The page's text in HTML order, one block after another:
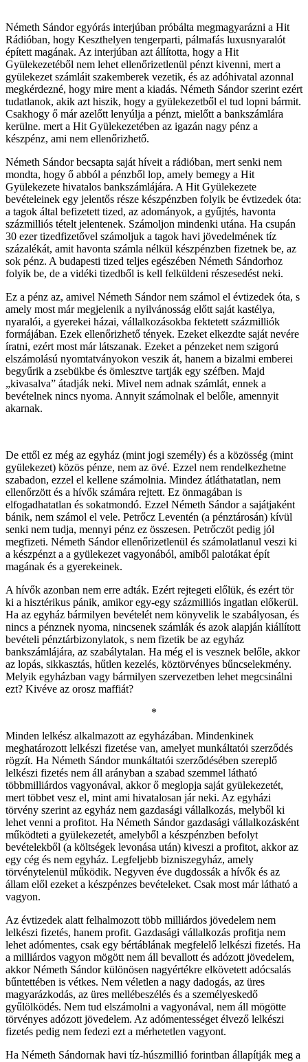
Németh Sándor egyórás interjúban próbálta megmagyarázni a Hit
Rádióban, hogy Keszthelyen tengerparti, pálmafás luxusnyaralót
épített magának. Az interjúban azt állította, hogy a Hit
Gyülekezetéből nem lehet ellenőrizetlenül pénzt kivenni, mert a
gyülekezet számláit szakemberek vezetik, és az adóhivatal azonnal
megkérdezné, hogy mire ment a kiadás. Németh Sándor szerint ezért
tudatlanok, akik azt hiszik, hogy a gyülekezetből el tud lopni bármit.
Csakhogy ő már azelőtt lenyúlja a pénzt, mielőtt a bankszámlára
kerülne. mert a Hit Gyülekezetében az igazán nagy pénz a
készpénz, ami nem ellenőrizhető.
Németh Sándor becsapta saját híveit a rádióban, mert senki nem
mondta, hogy ő abból a pénzből lop, amely bemegy a Hit
Gyülekezete hivatalos bankszámlájára. A Hit Gyülekezete
bevételeinek egy jelentős része készpénzben folyik be évtizedek óta:
a tagok által befizetett tized, az adományok, a gyűjtés, havonta
százmilliós tételt jelentenek. Számoljon mindenki utána. Ha csupán
30 ezer tizedfizetővel számoljuk a tagok havi jövedelmének tíz
százalékát, amit havonta számla nélkül készpénzben fizetnek be, az
sok pénz. A budapesti tized teljes egészében Németh Sándorhoz
folyik be, de a vidéki tizedből is kell felküldeni részesedést neki.
Ez a pénz az, amivel Németh Sándor nem számol el évtizedek óta, s
amely most már megjelenik a nyilvánosság előtt saját kastélya,
nyaralói, a gyerekei házai, vállalkozásokba fektetett százmilliók
formájában. Ezek ellenőrizhető tények. Ezeket elkezdte saját nevére
íratni, ezért most már látszanak. Ezeket a pénzeket nem szigorú
elszámolású nyomtatványokon veszik át, hanem a bizalmi emberei
begyűrik a zsebükbe és ömlesztve tartják egy széfben. Majd
„kivasalva” átadják neki. Mivel nem adnak számlát, ennek a
bevételnek nincs nyoma. Annyit számolnak el belőle, amennyit
akarnak.
De ettől ez még az egyház (mint jogi személy) és a közösség (mint
gyülekezet) közös pénze, nem az övé. Ezzel nem rendelkezhetne
szabadon, ezzel el kellene számolnia. Mindez átláthatatlan, nem
ellenőrzött és a hívők számára rejtett. Ez önmagában is
elfogadhatatlan és sokatmondó. Ezzel Németh Sándor a sajátjaként
bánik, nem számol el vele. Petrőcz Leventén (a pénztárosán) kívül
senki nem tudja, mennyi pénz ez összesen. Petrőczöt pedig jól
megfizeti. Németh Sándor ellenőrizetlenül és számolatlanul veszi ki
a készpénzt a a gyülekezet vagyonából, amiből palotákat épít
magának és a gyerekeinek.
A hívők azonban nem erre adták. Ezért rejtegeti előlük, és ezért tör
ki a hisztérikus pánik, amikor egy-egy százmilliós ingatlan előkerül.
Ha az egyház bármilyen bevételét nem könyvelik le szabályosan, és
nincs a pénznek nyoma, nincsenek számlák és azok alapján kiállított
bevételi pénztárbizonylatok, s nem fizetik be az egyház
bankszámlájára, az szabálytalan. Ha még el is vesznek belőle, akkor
az lopás, sikkasztás, hűtlen kezelés, köztörvényes bűncselekmény.
Melyik egyházban vagy bármilyen szervezetben lehet megcsinálni
ezt? Kivéve az orosz maffiát?
*
Minden lelkész alkalmazott az egyházában. Mindenkinek
meghatározott lelkészi fizetése van, amelyet munkáltatói szerződés
rögzít. Ha Németh Sándor munkáltatói szerződésében szereplő
lelkészi fizetés nem áll arányban a szabad szemmel látható
többmilliárdos vagyonával, akkor ő meglopja saját gyülekezetét,
mert többet vesz el, mint ami hivatalosan jár neki. Az egyházi
törvény szerint az egyház nem gazdasági vállalkozás, melyből ki
lehet venni a profitot. Ha Németh Sándor gazdasági vállalkozásként
működteti a gyülekezetét, amelyből a készpénzben befolyt
bevételekből (a költségek levonása után) kiveszi a profitot, akkor az
egy cég és nem egyház. Legfeljebb bizniszegyház, amely
törvénytelenül működik. Negyven éve dugdossák a hívők és az
állam elől ezeket a készpénzes bevételeket. Csak most már látható a
vagyon.
Az évtizedek alatt felhalmozott több milliárdos jövedelem nem
lelkészi fizetés, hanem profit. Gazdasági vállalkozás profitja nem
lehet adómentes, csak egy bértáblának megfelelő lelkészi fizetés. Ha
a milliárdos vagyon mögött nem áll bevallott és adózott jövedelem,
akkor Németh Sándor különösen nagyértékre elkövetett adócsalás
bűntettében is vétkes. Nem véletlen a nagy dadogás, az üres
magyarázkodás, az üres mellébeszélés és a személyeskedő
gyűlölködés. Nem tud elszámolni a vagyonával, nem áll mögötte
törvényes adózott jövedelem. Az adómentességet élvező lelkészi
fizetés pedig nem fedezi ezt a mérhetetlen vagyont.
Ha Németh Sándornak havi tíz-húszmillió forintban állapítják meg a